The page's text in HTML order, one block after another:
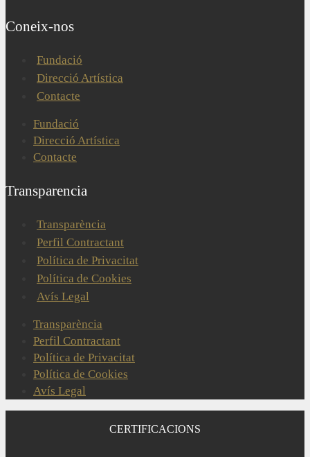
Coneix-nos
Fundació
Direcció Artística
Contacte
Fundació
Direcció Artística
Contacte
Transparencia
Transparència
Perfil Contractant
Política de Privacitat
Política de Cookies
Avís Legal
Transparència
Perfil Contractant
Política de Privacitat
Política de Cookies
Avís Legal
CERTIFICACIONS